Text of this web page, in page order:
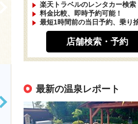
楽天トラベルのレンタカー検索
料金比較、即時予約可能！
最短1時間前の当日予約、乗り
店舗検索・予約
最新の温泉レポート